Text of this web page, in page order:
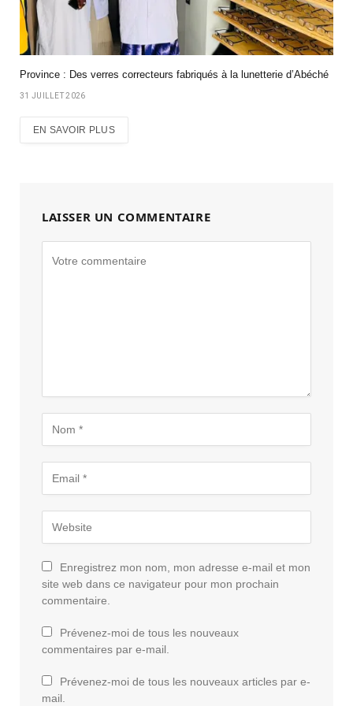
Province : Des verres correcteurs fabriqués à la lunetterie d’Abéché
31 JUILLET 2026
EN SAVOIR PLUS
LAISSER UN COMMENTAIRE
Enregistrez mon nom, mon adresse e-mail et mon
site web dans ce navigateur pour mon prochain
commentaire.
Prévenez-moi de tous les nouveaux
commentaires par e-mail.
Prévenez-moi de tous les nouveaux articles par e-
mail.